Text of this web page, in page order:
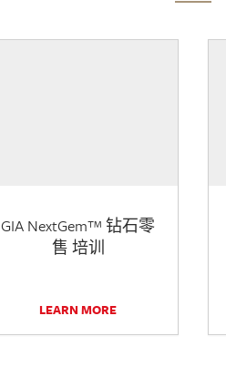
GIA NextGem™ 钻石零
售 培训
LEARN MORE